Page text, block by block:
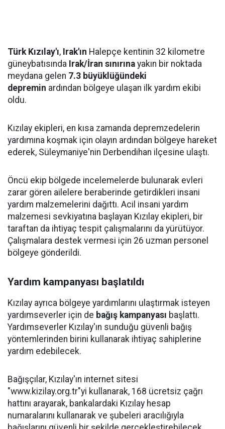
Türk Kızılay'ı, Irak'ın Halepçe kentinin 32 kilometre
güneybatısında Irak/İran sınırına yakın bir noktada
meydana gelen 7.3 büyüklüğündeki
depremin ardından bölgeye ulaşan ilk yardım ekibi
oldu.
Kızılay ekipleri, en kısa zamanda depremzedelerin
yardımına koşmak için olayın ardından bölgeye hareket
ederek, Süleymaniye'nin Derbendihan ilçesine ulaştı.
Öncü ekip bölgede incelemelerde bulunarak evleri
zarar gören ailelere beraberinde getirdikleri insani
yardım malzemelerini dağıttı. Acil insani yardım
malzemesi sevkiyatına başlayan Kızılay ekipleri, bir
taraftan da ihtiyaç tespit çalışmalarını da yürütüyor.
Çalışmalara destek vermesi için 26 uzman personel
bölgeye gönderildi.
Yardım kampanyası başlatıldı
Kızılay ayrıca bölgeye yardımlarını ulaştırmak isteyen
yardımseverler için de bağış kampanyası başlattı.
Yardımseverler Kızılay'ın sunduğu güvenli bağış
yöntemlerinden birini kullanarak ihtiyaç sahiplerine
yardım edebilecek.
Bağışçılar, Kızılay'ın internet sitesi
"www.kizilay.org.tr"yi kullanarak, 168 ücretsiz çağrı
hattını arayarak, bankalardaki Kızılay hesap
numaralarını kullanarak ve şubeleri aracılığıyla